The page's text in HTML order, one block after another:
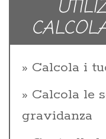
Calcola i
Calcola le
gravidanza